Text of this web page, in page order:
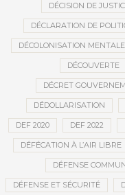
DÉCISION DE
DÉCLARATION DE
DÉCOLONISATION MENTALE
DÉCOUVERTE
DÉCRET
DÉDOLLARISATION
DEF 2020 DEF 2022
DÉFÉCATION À L’AIR LIBRE
DÉFENSE
DÉFENSE ET SÉCURITÉ